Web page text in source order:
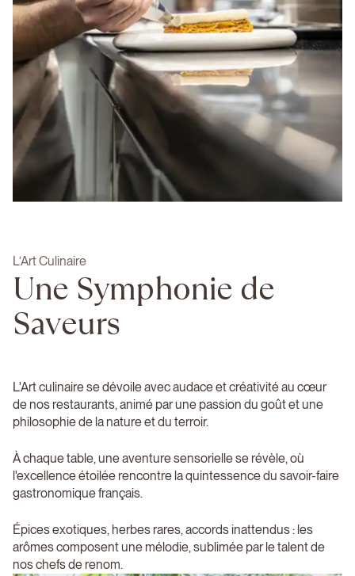
L’Art Culinaire
Une Symphonie de
Saveurs
L'Art culinaire se dévoile avec audace et créativité au cœur
de nos restaurants, animé par une passion du goût et une
philosophie de la nature et du terroir.
À chaque table, une aventure sensorielle se révèle, où
l'excellence étoilée rencontre la quintessence du savoir-faire
gastronomique français.
Épices exotiques, herbes rares, accords inattendus : les
arômes composent une mélodie, sublimée par le talent de
nos chefs de renom.